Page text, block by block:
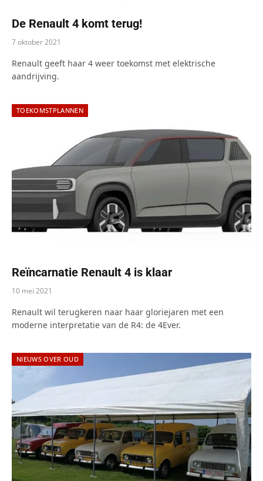
De Renault 4 komt terug!
7 oktober 2021
Renault geeft haar 4 weer toekomst met elektrische
aandrijving.
TOEKOMSTPLANNEN
Reïncarnatie Renault 4 is klaar
10 mei 2021
Renault wil terugkeren naar haar gloriejaren met een
moderne interpretatie van de R4: de 4Ever.
NIEUWS OVER OUD